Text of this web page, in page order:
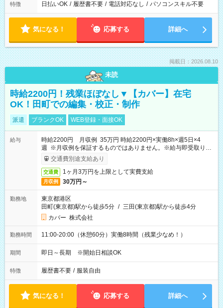
特徴 日払いOK / 履歴書不要 / 電話対応なし / パソコンスキル不要
気になる！ 応募する 詳細へ
掲載日：2026.08.10
未読
時給2200円！残業ほぼなし▼【カバー】在宅
OK！田町での編集・校正・制作
派遣 ブランクOK WEB登録・面接OK
給与
時給2200円 月収例 35万円 時給2200円×実働8h×週5日×4
週 ※月収例を保証するものではありません。※給与即受取りサ
ービス利用可（利用条件有）
交通費別途支給あり
交通費 1ヶ月3万円を上限として実費支給
月収例 30万円～
勤務地
東京都港区
田町(東京都)駅から徒歩5分 / 三田(東京都)駅から徒歩4分
カバー 株式会社
勤務時間 11:00-20:00（休憩60分）実働8時間（残業少なめ！）
期間 即日～長期 ※開始日相談OK
特徴 履歴書不要 / 服装自由
気になる！ 応募する 詳細へ